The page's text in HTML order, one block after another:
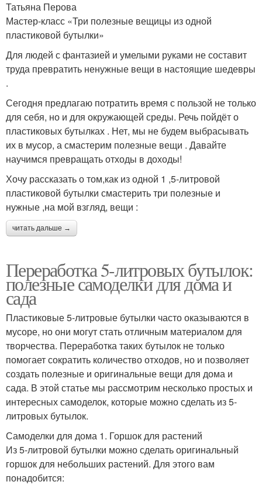
Татьяна Перова
Мастер-класс «Три полезные вещицы из одной
пластиковой бутылки»
Для людей с фантазией и умелыми руками не составит
труда превратить ненужные вещи в настоящие шедевры
.
Сегодня предлагаю потратить время с пользой не только
для себя, но и для окружающей среды. Речь пойдёт о
пластиковых бутылках . Нет, мы не будем выбрасывать
их в мусор, а смастерим полезные вещи . Давайте
научимся превращать отходы в доходы!
Хочу рассказать о том,как из одной 1 ,5-литровой
пластиковой бутылки смастерить три полезные и
нужные ,на мой взгляд, вещи :
читать дальше →
Переработка 5-литровых бутылок:
полезные самоделки для дома и
сада
Пластиковые 5-литровые бутылки часто оказываются в
мусоре, но они могут стать отличным материалом для
творчества. Переработка таких бутылок не только
помогает сократить количество отходов, но и позволяет
создать полезные и оригинальные вещи для дома и
сада. В этой статье мы рассмотрим несколько простых и
интересных самоделок, которые можно сделать из 5-
литровых бутылок.
Самоделки для дома 1. Горшок для растений
Из 5-литровой бутылки можно сделать оригинальный
горшок для небольших растений. Для этого вам
понадобится: